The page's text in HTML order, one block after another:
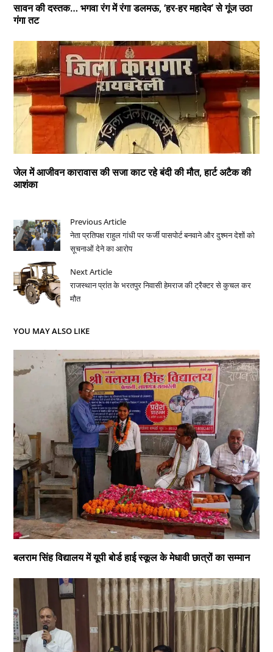
सावन की दस्तक… भगवा रंग में रंगा डलमऊ, ‘हर-हर महादेव’ से गूंज उठा
गंगा तट
जेल में आजीवन कारावास की सजा काट रहे बंदी की मौत, हार्ट अटैक की
आशंका
Previous Article
नेता प्रतिपक्ष राहुल गांधी पर फर्जी पासपोर्ट बनवाने और दुश्मन देशों को
सूचनाओं देने का आरोप
Next Article
राजस्थान प्रांत के भरतपुर निवासी हेमराज की ट्रैक्टर से कुचल कर
मौत
YOU MAY ALSO LIKE
बलराम सिंह विद्यालय में यूपी बोर्ड हाई स्कूल के मेधावी छात्रों का सम्मान